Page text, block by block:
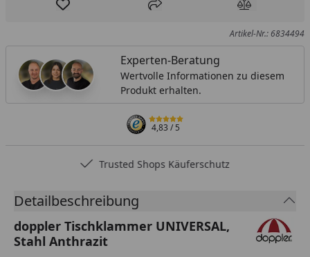
Produkt zur Wunschliste hinzufügen
Teilen Produkt
Artikel-Nr.: 6834494
Experten-Beratung
Wertvolle Informationen zu diesem
Produkt erhalten.
4,83/ 5
Trusted Shops Käuferschutz
Detailbeschreibung
doppler Tischklammer UNIVERSAL,
Stahl Anthrazit